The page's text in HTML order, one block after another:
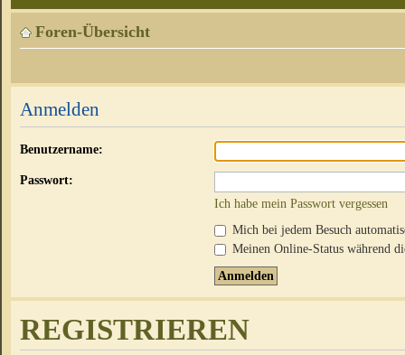
Foren-Übersicht
Anmelden
Benutzername:
Passwort:
Ich habe mein Passwort vergessen
Mich bei jedem Besuch
Meinen Online-Status während
REGISTRIEREN